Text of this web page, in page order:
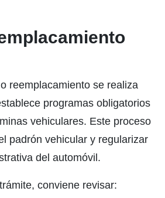
reemplacamiento se realiza
programas obligatorios
vehiculares. Este proceso
padrón vehicular y regularizar
del automóvil.
conviene revisar: